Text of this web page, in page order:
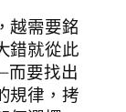
越需要銘
錯就從此
而要找出
規律，拷